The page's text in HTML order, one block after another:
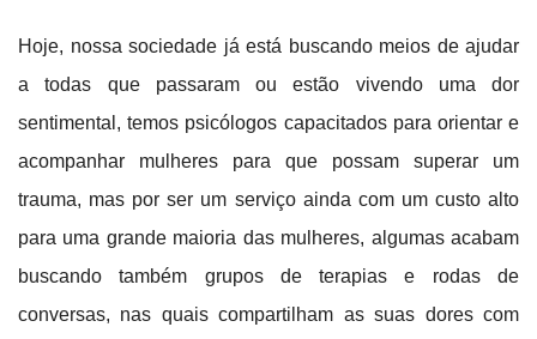
Hoje, nossa sociedade já está buscando meios de ajudar
a todas que passaram ou estão vivendo uma dor
sentimental, temos psicólogos capacitados para orientar e
acompanhar mulheres para que possam superar um
trauma, mas por ser um serviço ainda com um custo alto
para uma grande maioria das mulheres, algumas acabam
buscando também grupos de terapias e rodas de
conversas, nas quais compartilham as suas dores com